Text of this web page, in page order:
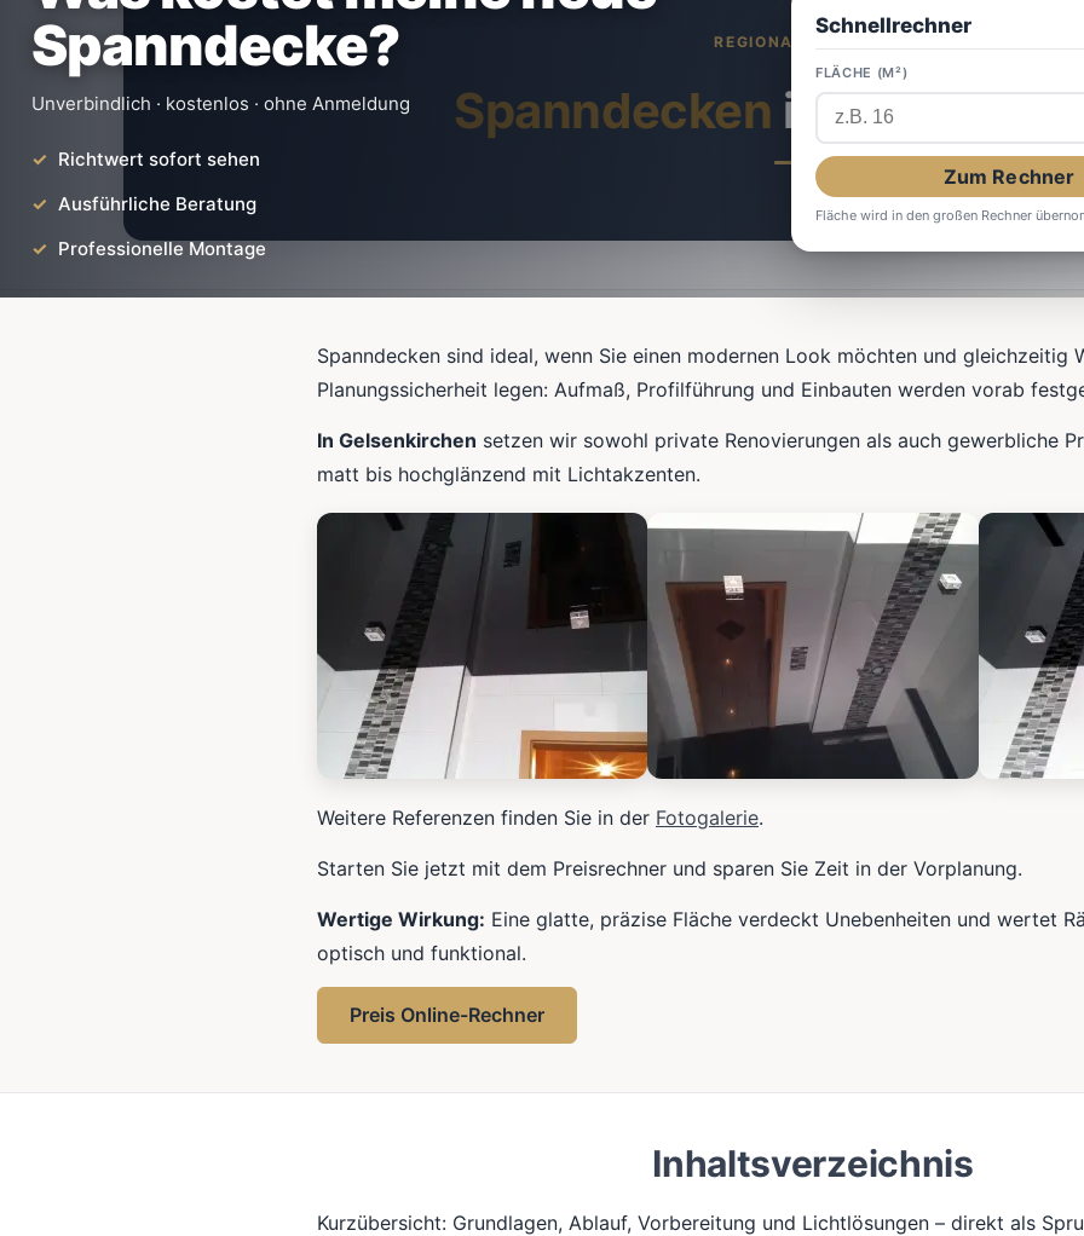
Spanndecke?
Unverbindlich · kostenlos · ohne Anmeldung
Richtwert sofort sehen
Ausführliche Beratung
Professionelle Montage
Schnellrechner
FLÄCHE (M²)
Zum Rechner
Fläche wird in den großen Rechner
Spanndecken in
Spanndecken sind ideal, wenn Sie einen modernen Look möchten und gleichzeitig
Planungssicherheit legen: Aufmaß, Profilführung und Einbauten werden vorab
In Gelsenkirchen setzen wir sowohl private Renovierungen als auch gewerbliche
matt bis hochglänzend mit Lichtakzenten.
Weitere Referenzen finden Sie in der Fotogalerie.
Starten Sie jetzt mit dem Preisrechner und sparen Sie Zeit in der Vorplanung.
Wertige Wirkung: Eine glatte, präzise Fläche verdeckt Unebenheiten und wertet
optisch und funktional.
Preis Online-Rechner
Inhaltsverzeichnis
Kurzübersicht: Grundlagen, Ablauf, Vorbereitung und Lichtlösungen – direkt als